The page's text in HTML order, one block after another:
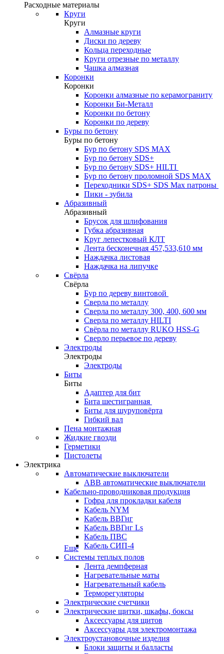
Расходные материалы
Круги
Круги
Алмазные круги
Диски по дереву
Кольца переходные
Круги отрезные по металлу
Чашка алмазная
Коронки
Коронки
Коронки алмазные по керамограниту
Коронки Би-Металл
Коронки по бетону
Коронки по дереву
Буры по бетону
Буры по бетону
Бур по бетону SDS MAX
Бур по бетону SDS+
Бур по бетону SDS+ HILTI
Бур по бетону проломной SDS MAX
Переходники SDS+ SDS Max патроны
Пики - зубила
Абразивный
Абразивный
Брусок для шлифования
Губка абразивная
Круг лепестковый КЛТ
Лента бесконечная 457,533,610 мм
Наждачка листовая
Наждачка на липучке
Свёрла
Свёрла
Бур по дереву винтовой
Сверла по металлу
Сверла по металлу 300, 400, 600 мм
Сверла по металлу HILTI
Свёрла по металлу RUKO HSS-G
Сверло перьевое по дереву
Электроды
Электроды
Электроды
Биты
Биты
Адаптер для бит
Бита шестигранная
Биты для шуруповёрта
Гибкий вал
Пена монтажная
Жидкие гвозди
Герметики
Пистолеты
Электрика
Автоматические выключатели
ABB автоматические выключатели
Кабельно-проводниковая продукция
Гофра для прокладки кабеля
Кабель NYM
Кабель ВВГнг
Кабель ВВГнг Ls
Кабель ПВС
Кабель СИП-4
Еще
Системы теплых полов
Лента демпферная
Нагревательные маты
Нагревательный кабель
Терморегуляторы
Электрические счетчики
Электрические щитки, шкафы, боксы
Аксессуары для щитов
Аксессуары для электромонтажа
Электроустановочные изделия
Блоки защиты и балласты